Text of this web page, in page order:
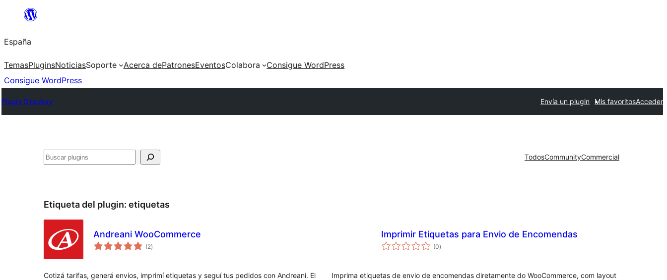
Saltar
contenido
España
TemasPluginsNoticiasSoporte Acerca dePatronesEventosColabora
Consigue WordPress
Consigue WordPress
Plugin Directory Envía un plugin Mis favoritosAcceder
Buscar TodosCommunityCommercial
Etiqueta del plugin: etiquetas
Andreani WooCommerce
(2valoraciones
en
)
Cotizá tarifas, generá envíos, imprimí etiquetas y seguí tus pedidos con Andreani. El
Imprimir Etiquetas para Envio de Encomendas
(0valoraciones
en
)
Imprima etiquetas de envio de encomendas diretamente do WooCommerce, com layout